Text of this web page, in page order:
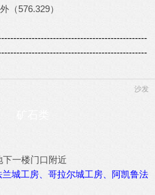
（576.329）
沙发
下一楼门口附近
城工房、哥拉尔城工房、阿凯鲁法